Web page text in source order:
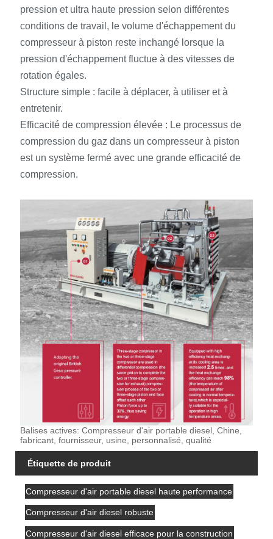
pression et ultra haute pression selon différentes
conditions de travail, le volume d'échappement du
compresseur à piston reste inchangé lorsque la
pression d'échappement fluctue à des vitesses de
rotation égales.
Structure simple : facile à déplacer, à utiliser et à
entretenir.
Efficacité de compression élevée : Le processus de
compression du gaz dans un compresseur à piston
est un système fermé avec une grande efficacité de
compression.
Balises actives: Compresseur d'air portable diesel, Chine,
fabricant, fournisseur, usine, personnalisé, qualité
Étiquette de produit
Compresseur d'air portable diesel haute performance
Compresseur d'air diesel robuste
Compresseur d'air diesel efficace pour la construction